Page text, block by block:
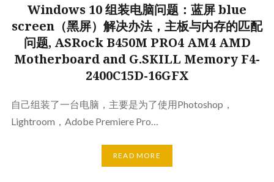
Windows 10 组装电脑问题：蓝屏 blue
screen（黑屏）解决办法，主板与内存的匹配
问题, ASRock B450M PRO4 AM4 AMD
Motherboard and G.SKILL Memory F4-
2400C15D-16GFX
自己组装了一台电脑，主要是为了使用Photoshop，
Lightroom，Adobe Premiere Pro…
READ MORE